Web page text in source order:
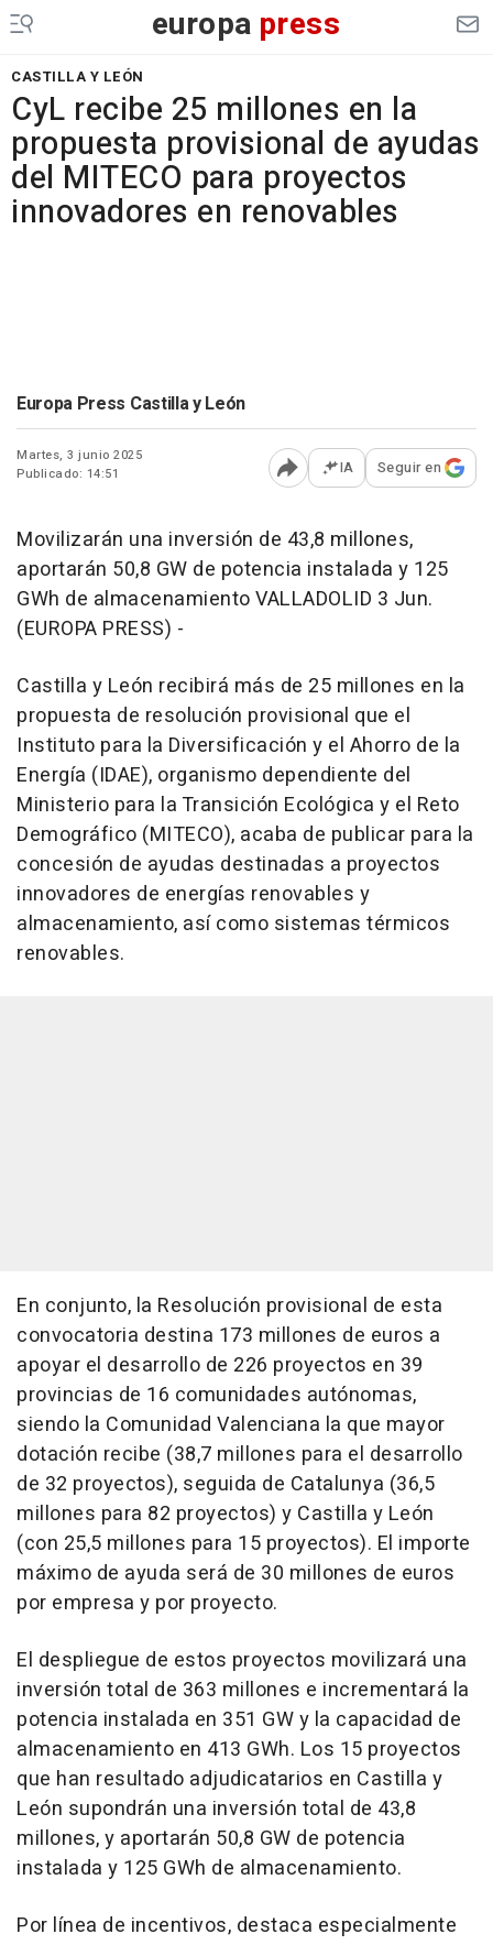
europa press
CASTILLA Y LEÓN
CyL recibe 25 millones en la
propuesta provisional de ayudas
del MITECO para proyectos
innovadores en renovables
Europa Press Castilla y León
Martes, 3 junio 2025
Publicado: 14:51
Abrir opciones para
IA Seguir en
Movilizarán una inversión de 43,8 millones,
aportarán 50,8 GW de potencia instalada y 125
GWh de almacenamiento VALLADOLID 3 Jun.
(EUROPA PRESS) -
Castilla y León recibirá más de 25 millones en la
propuesta de resolución provisional que el
Instituto para la Diversificación y el Ahorro de la
Energía (IDAE), organismo dependiente del
Ministerio para la Transición Ecológica y el Reto
Demográfico (MITECO), acaba de publicar para la
concesión de ayudas destinadas a proyectos
innovadores de energías renovables y
almacenamiento, así como sistemas térmicos
renovables.
En conjunto, la Resolución provisional de esta
convocatoria destina 173 millones de euros a
apoyar el desarrollo de 226 proyectos en 39
provincias de 16 comunidades autónomas,
siendo la Comunidad Valenciana la que mayor
dotación recibe (38,7 millones para el desarrollo
de 32 proyectos), seguida de Catalunya (36,5
millones para 82 proyectos) y Castilla y León
(con 25,5 millones para 15 proyectos). El importe
máximo de ayuda será de 30 millones de euros
por empresa y por proyecto.
El despliegue de estos proyectos movilizará una
inversión total de 363 millones e incrementará la
potencia instalada en 351 GW y la capacidad de
almacenamiento en 413 GWh. Los 15 proyectos
que han resultado adjudicatarios en Castilla y
León supondrán una inversión total de 43,8
millones, y aportarán 50,8 GW de potencia
instalada y 125 GWh de almacenamiento.
Por línea de incentivos, destaca especialmente